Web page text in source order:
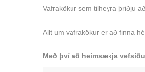
Vafrakökur sem tilheyra þriðju
Allt um vafrakökur er að finna
Með því að heimsækja